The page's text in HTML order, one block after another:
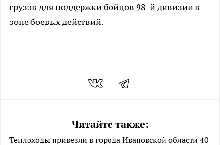
грузов для поддержки бойцов 98-й дивизии в
зоне боевых действий.
Читайте также:
Теплоходы привезли в города Ивановской области 40